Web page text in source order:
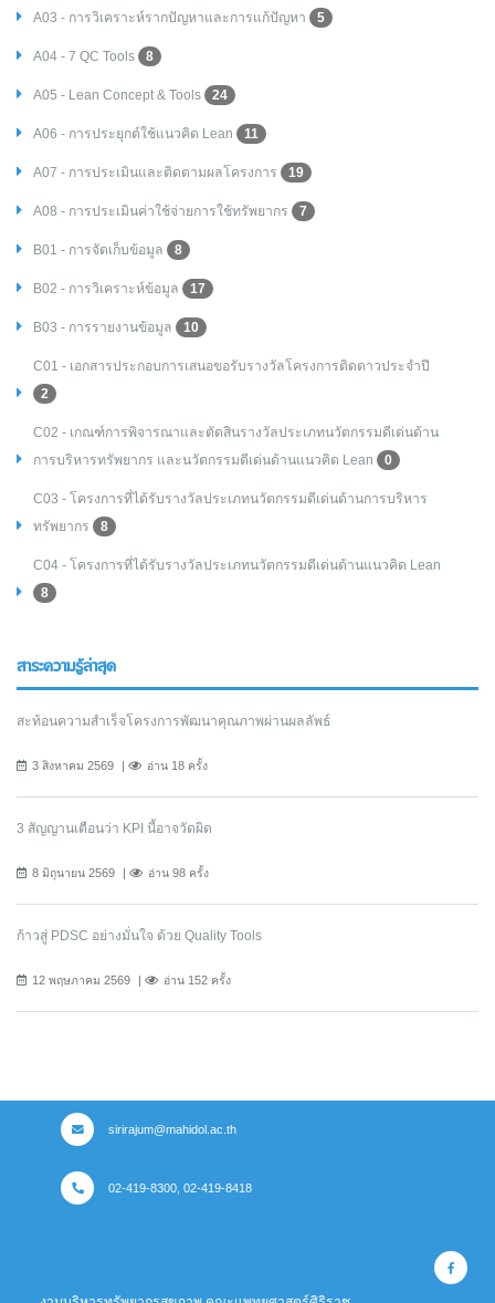
A03 - การวิเคราะห์รากปัญหาและการแก้ปัญหา 5
A04 - 7 QC Tools 8
A05 - Lean Concept & Tools 24
A06 - การประยุกต์ใช้แนวคิด Lean 11
A07 - การประเมินและติดตามผลโครงการ 19
A08 - การประเมินค่าใช้จ่ายการใช้ทรัพยากร 7
B01 - การจัดเก็บข้อมูล 8
B02 - การวิเคราะห์ข้อมูล 17
B03 - การรายงานข้อมูล 10
C01 - เอกสารประกอบการเสนอขอรับรางวัลโครงการติดดาวประจำปี
2
C02 - เกณฑ์การพิจารณาและตัดสินรางวัลประเภทนวัตกรรมดีเด่นด้าน
การบริหารทรัพยากร และนวัตกรรมดีเด่นด้านแนวคิด Lean
0
C03 - โครงการที่ได้รับรางวัลประเภทนวัตกรรมดีเด่นด้านการบริหาร
ทรัพยากร
8
C04 - โครงการที่ได้รับรางวัลประเภทนวัตกรรมดีเด่นด้านแนวคิด Lean
8
สาระความรู้ล่าสุด
สะท้อนความสำเร็จโครงการพัฒนาคุณภาพผ่านผลลัพธ์
3 สิงหาคม 2569 อ่าน 18 ครั้ง
3 สัญญานเตือนว่า KPI นี้อาจวัดผิด
8 มิถุนายน 2569 อ่าน 98 ครั้ง
ก้าวสู่ PDSC อย่างมั่นใจ ด้วย Quality Tools
12 พฤษภาคม 2569 อ่าน 152 ครั้ง
sirirajum@mahidol.ac.th
02-419-8300, 02-419-8418